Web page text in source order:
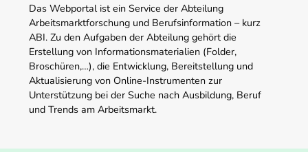
Das Webportal ist ein Service der Abteilung
Arbeitsmarktforschung und Berufsinformation – kurz
ABI. Zu den Aufgaben der Abteilung gehört die
Erstellung von Informationsmaterialien (Folder,
Broschüren,…), die Entwicklung, Bereitstellung und
Aktualisierung von Online-Instrumenten zur
Unterstützung bei der Suche nach Ausbildung, Beruf
und Trends am Arbeitsmarkt.